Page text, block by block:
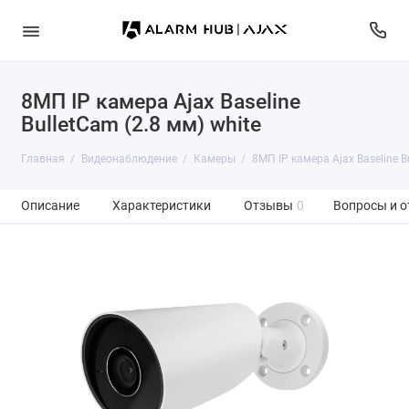
8МП IP камера Ajax Baseline
BulletCam (2.8 мм) white
Главная Видеонаблюдение Камеры 8МП IP камера Ajax Baseline
Описание Характеристики Отзывы 0 Вопросы и